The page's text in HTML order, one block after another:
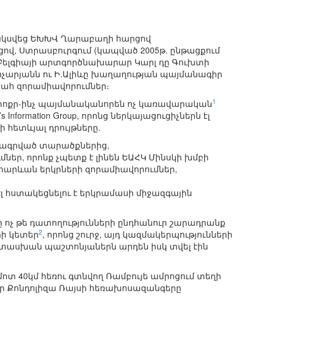
ԵԽԽՎ Ղարաբաղի հարցով
Ստրասբուրգում (կապված 2005թ. ընթացքում
արտգործնախարար Կարլ դը Գուխտի
ու Ի.Ալիևը խաղաղության պայմանագիր
զորամիավորումներ։
ինչ պայմանականորեն ոչ կառավարական1
Information Group, որոնց ներկայացուցիչներն էլ
դրույթները.
տարածքներից,
որոնք չպետք է լինեն ԵԱՀԿ Մինսկի խմբի
երկրների զորամիավորումներ,
է երկրամասի միջազգային
թե դատողությունների ընդհանուր շարադրանք
կետեր2, որոնց շուրջ, այդ կազմակերպությունների
պաշտոնյաներն արդեն իսկ տվել էին
40կմ հեռու գտնվող Ռամբույե ամրոցում տեղի
Քոնդոլիզա Ռայսի հեռախոսազանգերը